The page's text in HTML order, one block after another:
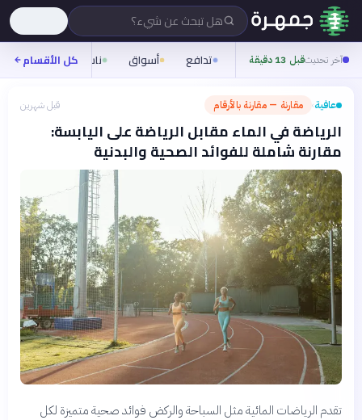
هل تبحث عن شيء؟
آخر تحديثقبل 13 دقيقة تدافع أسواق ناس روح
كل الأقسام
عافية› مقارنة — مقارنة بالأرقام قبل شهرين
الرياضة في الماء مقابل الرياضة على اليابسة:
مقارنة شاملة للفوائد الصحية والبدنية
تقدم الرياضات المائية مثل السباحة والركض فوائد صحية متميزة لكل